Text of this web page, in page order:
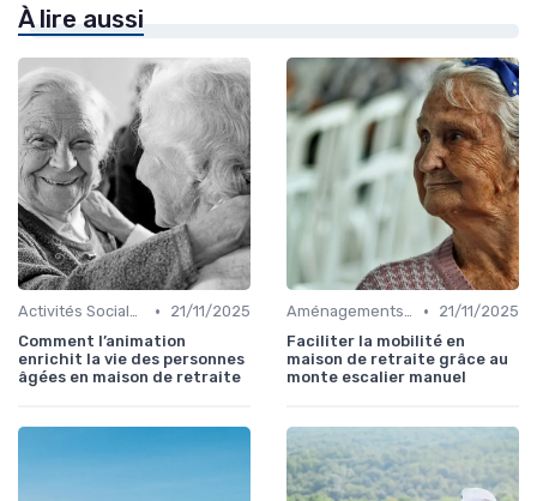
À lire aussi
Activités Sociales et Loisirs •
21/11/2025
Comment l’animation
enrichit la vie des personnes
âgées en maison de retraite
Aménagements pour Personnes à Mobilité Réduite •
21/11/2025
Faciliter la mobilité en
maison de retraite grâce au
monte escalier manuel